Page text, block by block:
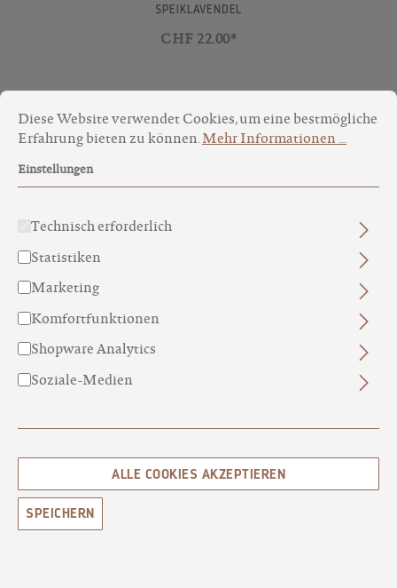
SPEIKLAVENDEL
CHF 22.00*
CHF 14.80*
Cookie-Voreinstellungen
Diese Website verwendet Cookies, um eine bestmögliche
Diese Website verwendet Cookies, um eine bestmögliche
Erfahrung bieten zu können.Mehr Informationen ...
Einstellungen
Technisch erforderlich
Statistiken
Marketing
Komfortfunktionen
Shopware Analytics
Soziale-Medien
ALLE COOKIES AKZEPTIEREN
SPEICHERN